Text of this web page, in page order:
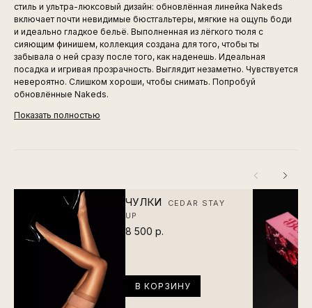
стиль и ультра-люксовый дизайн: обновлённая линейка Nakeds
включает почти невидимые бюстгальтеры, мягкие на ощупь боди
и идеально гладкое бельё. Выполненная из лёгкого тюля с
сияющим финишем, коллекция создана для того, чтобы ты
забывала о ней сразу после того, как наденешь. Идеальная
посадка и игривая прозрачность. Выглядит незаметно. Чувствуется
невероятно. Слишком хороши, чтобы снимать. Попробуй
обновлённые Nakeds.
Показать полностью
ЧУЛКИ
CEDAR STAY
UP
8 500 р.
В КОРЗИНУ